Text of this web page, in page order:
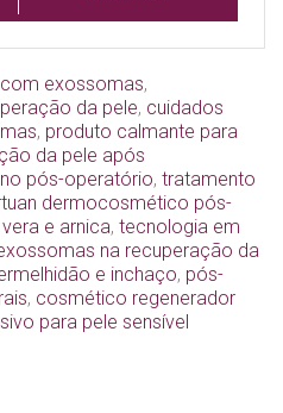
exossomas,
da pele, cuidados
, produto calmante para
da pele após
pós-operatório, tratamento
dermocosmético pós-
e arnica, tecnologia em
na recuperação da
e inchaço, pós-
, cosmético regenerador
para pele sensível